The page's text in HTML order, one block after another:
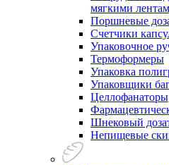
мягкими
Поршневые
Счетчики
Упаковочное
Термоформеры
Упаковка
Упаковщики
Целлофанаторы
Шнековый
Непищевые